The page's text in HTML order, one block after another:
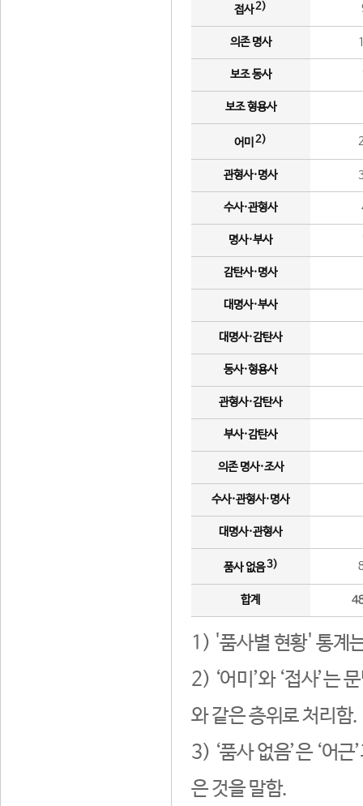
접사2)
의존 명사
보조 동사
보조 형용사
어미 2)
관형사·명사
수사·관형사
명사·부사
감탄사·명사
대명사·부사
대명사·감탄사
동사·형용사
관형사·감탄사
부사·감탄사
의존 명사·조사
수사·관형사·명사
대명사·관형사
품사 없음3)
합계
1) '품사별 현황' 통계
2) ‘어미’와 ‘접사’는
와 같은 층위로 처리함.
3) ‘품사 없음’은 ‘어
은 것을 말함.